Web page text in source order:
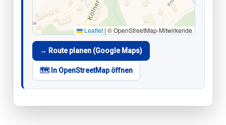
Leaflet | © OpenStreetMap-Mitwirkende
→ Route planen (Google Maps)
🗺️ In OpenStreetMap öffnen